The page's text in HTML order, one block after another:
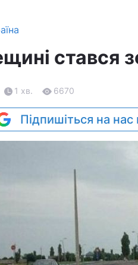
стався
1 хв. 6670
Підпишіться на нас